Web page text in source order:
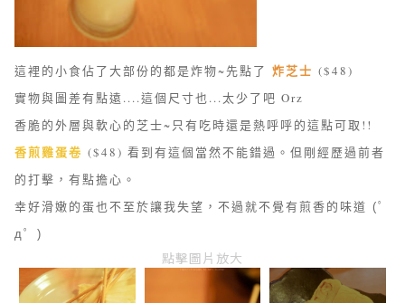
這裡的小食佔了大部份的都是炸物~先點了 炸芝士 ($48)
實物與圖差有點遠....這個尺寸也...太少了吧 Orz
香脆的外層與軟心的芝士~只有吃時還是熱呼呼的這點可取!!
香煎雞蛋卷 ($48) 看到有這個當然不能錯過。但 剛經歷過前者
的打擊，有點擔心。
幸好滑嫩的蛋也不至於讓我失望，不過就不覺有煎香的味道 (ﾟ
дﾟ )
點擊圖片放大